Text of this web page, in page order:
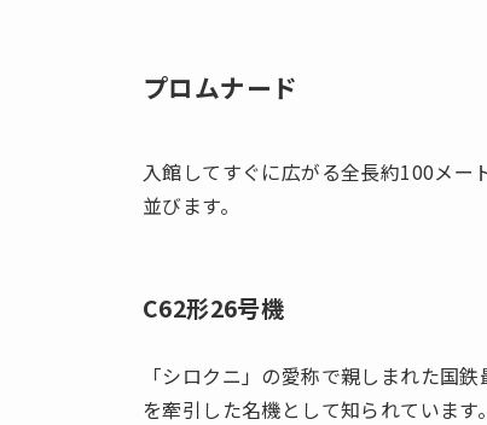
プロムナード
入館してすぐに広がる全長約100メー
並びます。
C62形26号機
「シロクニ」の愛称で親しまれた国
を牽引した名機として知られています